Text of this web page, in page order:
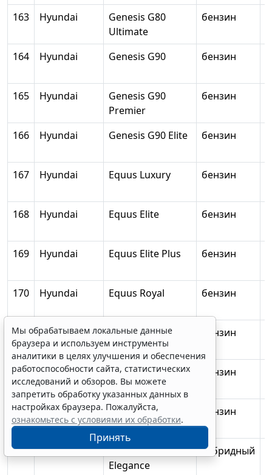
163 Hyundai
Genesis G80
Ultimate
бензин
164 Hyundai Genesis G90 бензин
165 Hyundai
Genesis G90
Premier
бензин
166 Hyundai Genesis G90 Elite бензин
167 Hyundai Equus Luxury бензин
168 Hyundai Equus Elite бензин
169 Hyundai Equus Elite Plus бензин
170 Hyundai Equus Royal бензин
171 Hyundai Equus Limousine бензин
172 Infiniti Q60 бензин
173 Infiniti Q70 бензин
174 Infiniti
QX60 2.5 HEV
Elegance
гибридный
Мы обрабатываем локальные данные
браузера и используем инструменты
аналитики в целях улучшения и обеспечения
работоспособности сайта, статистических
исследований и обзоров. Вы можете
запретить обработку указанных данных в
настройках браузера. Пожалуйста,
ознакомьтесь с условиями их обработки.
Принять